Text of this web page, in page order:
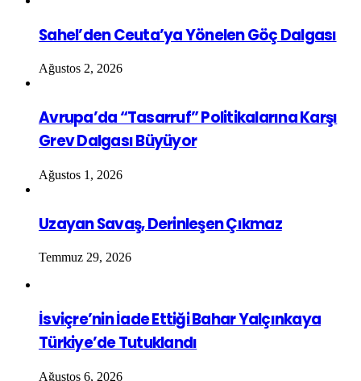
Sahel’den Ceuta’ya Yönelen Göç Dalgası
Ağustos 2, 2026
Avrupa’da “Tasarruf” Politikalarına Karşı
Grev Dalgası Büyüyor
Ağustos 1, 2026
Uzayan Savaş, Derinleşen Çıkmaz
Temmuz 29, 2026
İsviçre’nin İade Ettiği Bahar Yalçınkaya
Türkiye’de Tutuklandı
Ağustos 6, 2026